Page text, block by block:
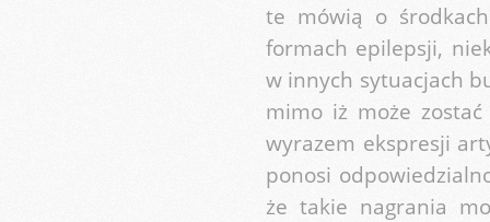
te mówią o
formach epilepsji,
w innych sytuacjach
mimo iż może
wyrazem ekspresji
ponosi
że takie nagrania